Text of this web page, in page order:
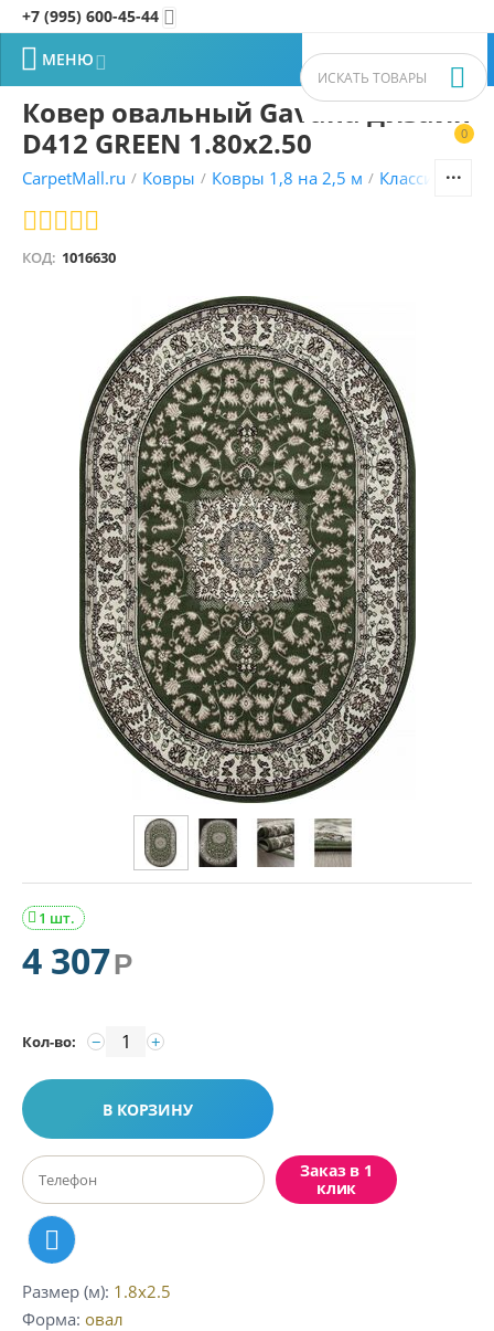
+7 (995) 600-45-44 
0


 МЕНЮ
Ковер овальный Gavana дизайн
D412 GREEN 1.80x2.50
CarpetMall.ru / Ковры / Ковры 1,8 на 2,5 м /
КОД: 1016630
1 шт.

4 307Р
Кол-во: +
−
В КОРЗИНУ
Заказ в 1
клик
Размер (м) 1.8x2.5
Форма овал